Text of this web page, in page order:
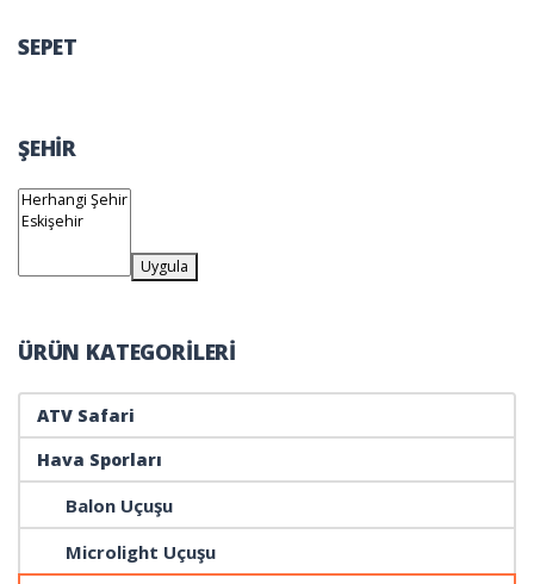
SEPET
ŞEHIR
Uygula
ÜRÜN KATEGORILERI
ATV Safari
Hava Sporları
Balon Uçuşu
Microlight Uçuşu